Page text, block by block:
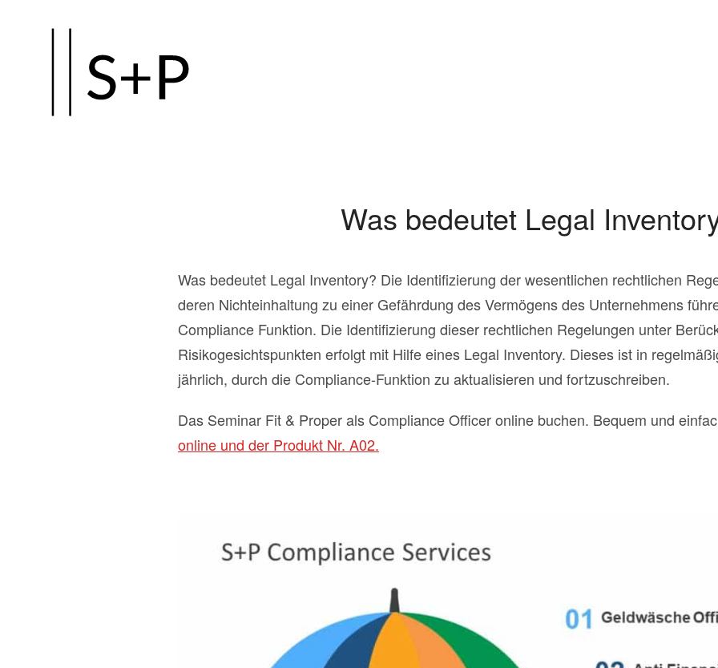
Hauptinhalt
Was bedeutet Legal
Was bedeutet Legal Inventory? Die Identifizierung der wesentlichen rechtlichen
deren Nichteinhaltung zu einer Gefährdung des Vermögens des Unternehmens
Compliance Funktion. Die Identifizierung dieser rechtlichen Regelungen unter
Risikogesichtspunkten erfolgt mit Hilfe eines Legal Inventory. Dieses ist in
jährlich, durch die Compliance-Funktion zu aktualisieren und fortzuschreiben.
Das Seminar Fit & Proper als Compliance Officer online buchen. Bequem und
online und der Produkt Nr. A02.